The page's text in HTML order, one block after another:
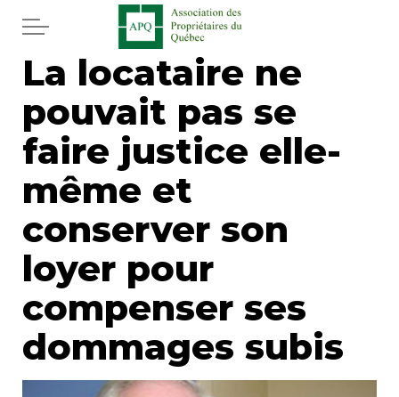
Aller au contenu principal
Accueil
Services
Actualités
Journal
Juridique
Mot de l'éditeur
La locataire ne
pouvait pas se
faire justice elle-
même et
conserver son
loyer pour
compenser ses
dommages subis